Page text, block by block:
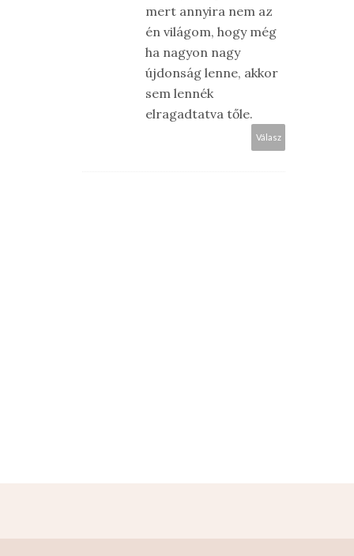
mert annyira nem az
én világom, hogy még
ha nagyon nagy
újdonság lenne, akkor
sem lennék
elragadtatva tőle.
Válasz